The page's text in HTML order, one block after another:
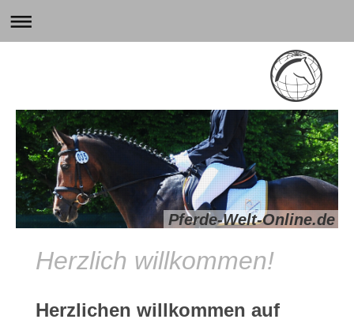
Pferde-Welt-Online.de
Herzlich willkommen!
Herzlichen willkommen auf